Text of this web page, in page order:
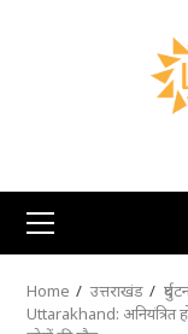
Primary
Menu
Home उत्तराखंड
Uttarakhand: अनियंत्रित